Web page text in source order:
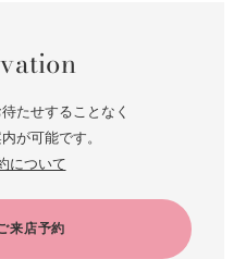
たせすることなく
が可能です。
について
来店予約